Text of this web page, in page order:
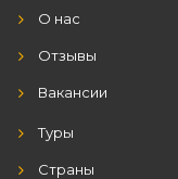
О нас
Отзывы
Вакансии
Туры
Страны